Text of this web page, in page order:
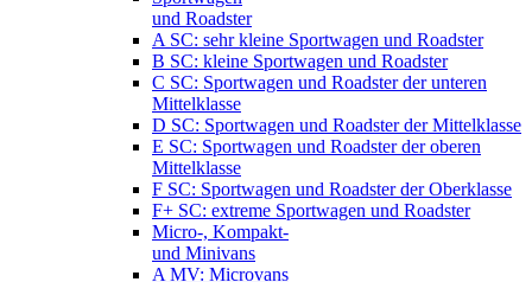
und Roadster
A SC: sehr kleine Sportwagen und Roadster
B SC: kleine Sportwagen und Roadster
C SC: Sportwagen und Roadster der unteren
Mittelklasse
D SC: Sportwagen und Roadster der Mittelklasse
E SC: Sportwagen und Roadster der oberen
Mittelklasse
F SC: Sportwagen und Roadster der Oberklasse
F+ SC: extreme Sportwagen und Roadster
Micro-, Kompakt-
und Minivans
A MV: Microvans